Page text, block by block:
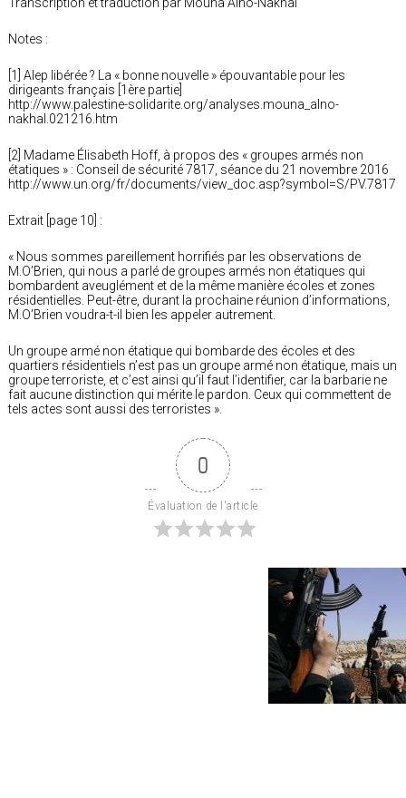
Notes :
[1] Alep libérée ? La « bonne nouvelle » épouvantable pour les
dirigeants français [1ère partie]
http://www.palestine-solidarite.org/analyses.mouna_alno-
nakhal.021216.htm
[2] Madame Élisabeth Hoff, à propos des « groupes armés non
étatiques » : Conseil de sécurité 7817, séance du 21 novembre 2016
http://www.un.org/fr/documents/view_doc.asp?symbol=S/PV.7817
Extrait [page 10] :
« Nous sommes pareillement horrifiés par les observations de
M.O’Brien, qui nous a parlé de groupes armés non étatiques qui
bombardent aveuglément et de la même manière écoles et zones
résidentielles. Peut-être, durant la prochaine réunion d’informations,
M.O’Brien voudra-t-il bien les appeler autrement.
Un groupe armé non étatique qui bombarde des écoles et des
quartiers résidentiels n’est pas un groupe armé non étatique, mais un
groupe terroriste, et c’est ainsi qu’il faut l’identifier, car la barbarie ne
fait aucune distinction qui mérite le pardon. Ceux qui commettent de
tels actes sont aussi des terroristes ».
0
Évaluation de l'article